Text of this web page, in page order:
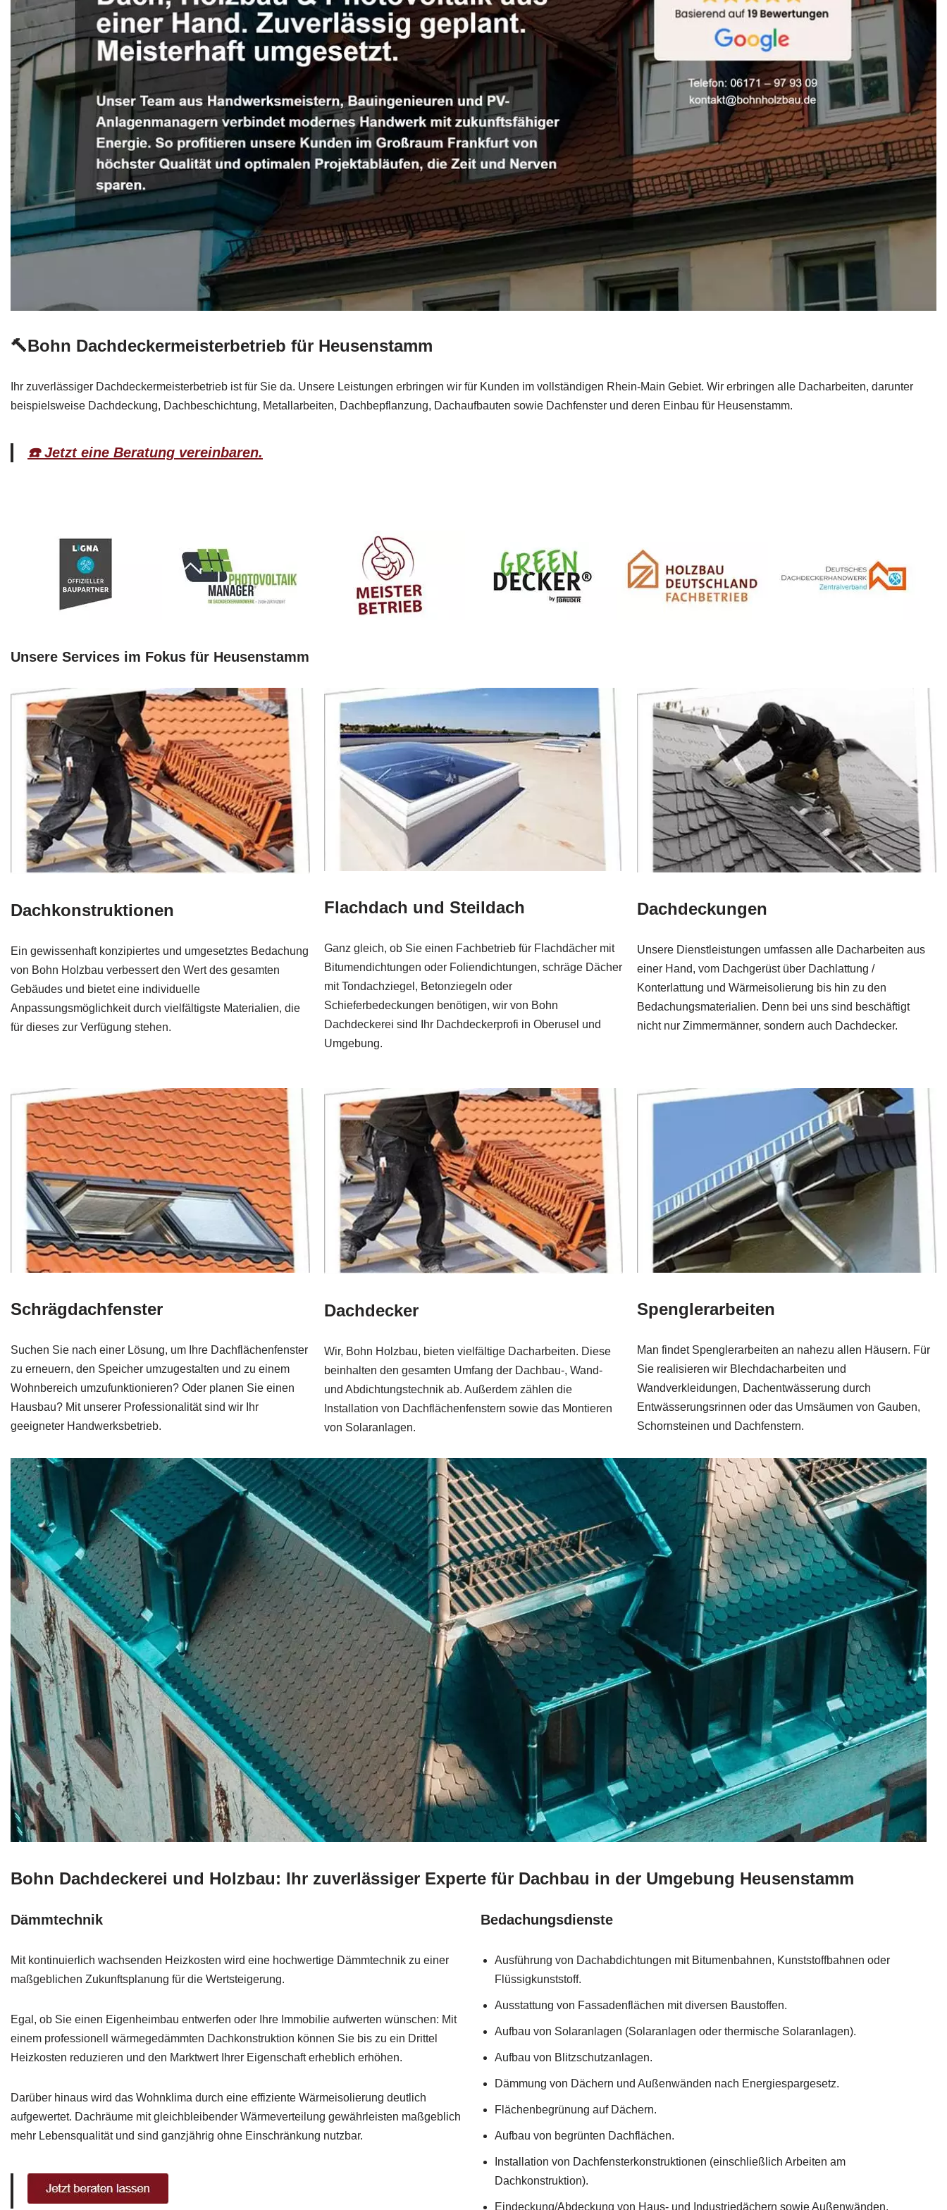
🔨Bohn Dachdeckermeisterbetrieb für Heusenstamm
Ihr zuverlässiger Dachdeckermeisterbetrieb ist für Sie da. Unsere Leistungen erbringen wir für Kunden im vollständigen Rhein-Main Gebiet. Wir erbringen alle Dacharbeiten, darunter
beispielsweise Dachdeckung, Dachbeschichtung, Metallarbeiten, Dachbepflanzung, Dachaufbauten sowie Dachfenster und deren Einbau für Heusenstamm.
☎️ Jetzt eine Beratung vereinbaren.
Unsere Services im Fokus für Heusenstamm
Dachkonstruktionen
Ein gewissenhaft konzipiertes und umgesetztes Bedachung
von Bohn Holzbau verbessert den Wert des gesamten
Gebäudes und bietet eine individuelle
Anpassungsmöglichkeit durch vielfältigste Materialien, die
für dieses zur Verfügung stehen.
Flachdach und Steildach
Ganz gleich, ob Sie einen Fachbetrieb für Flachdächer mit
Bitumendichtungen oder Foliendichtungen, schräge Dächer
mit Tondachziegel, Betonziegeln oder
Schieferbedeckungen benötigen, wir von Bohn
Dachdeckerei sind Ihr Dachdeckerprofi in Oberusel und
Umgebung.
Dachdeckungen
Unsere Dienstleistungen umfassen alle Dacharbeiten aus
einer Hand, vom Dachgerüst über Dachlattung /
Konterlattung und Wärmeisolierung bis hin zu den
Bedachungsmaterialien. Denn bei uns sind beschäftigt
nicht nur Zimmermänner, sondern auch Dachdecker.
Schrägdachfenster
Suchen Sie nach einer Lösung, um Ihre Dachflächenfenster
zu erneuern, den Speicher umzugestalten und zu einem
Wohnbereich umzufunktionieren? Oder planen Sie einen
Hausbau? Mit unserer Professionalität sind wir Ihr
geeigneter Handwerksbetrieb.
Dachdecker
Wir, Bohn Holzbau, bieten vielfältige Dacharbeiten. Diese
beinhalten den gesamten Umfang der Dachbau-, Wand-
und Abdichtungstechnik ab. Außerdem zählen die
Installation von Dachflächenfenstern sowie das Montieren
von Solaranlagen.
Spenglerarbeiten
Man findet Spenglerarbeiten an nahezu allen Häusern. Für
Sie realisieren wir Blechdacharbeiten und
Wandverkleidungen, Dachentwässerung durch
Entwässerungsrinnen oder das Umsäumen von Gauben,
Schornsteinen und Dachfenstern.
Bohn Dachdeckerei und Holzbau: Ihr zuverlässiger Experte für Dachbau in der Umgebung Heusenstamm
Dämmtechnik
Mit kontinuierlich wachsenden Heizkosten wird eine hochwertige Dämmtechnik zu einer
maßgeblichen Zukunftsplanung für die Wertsteigerung.
Egal, ob Sie einen Eigenheimbau entwerfen oder Ihre Immobilie aufwerten wünschen: Mit
einem professionell wärmegedämmten Dachkonstruktion können Sie bis zu ein Drittel
Heizkosten reduzieren und den Marktwert Ihrer Eigenschaft erheblich erhöhen.
Darüber hinaus wird das Wohnklima durch eine effiziente Wärmeisolierung deutlich
aufgewertet. Dachräume mit gleichbleibender Wärmeverteilung gewährleisten maßgeblich
mehr Lebensqualität und sind ganzjährig ohne Einschränkung nutzbar.
Bedachungsdienste
Ausführung von Dachabdichtungen mit Bitumenbahnen, Kunststoffbahnen oder
Flüssigkunststoff.
Ausstattung von Fassadenflächen mit diversen Baustoffen.
Aufbau von Solaranlagen (Solaranlagen oder thermische Solaranlagen).
Aufbau von Blitzschutzanlagen.
Dämmung von Dächern und Außenwänden nach Energiespargesetz.
Flächenbegrünung auf Dächern.
Aufbau von begrünten Dachflächen.
Installation von Dachfensterkonstruktionen (einschließlich Arbeiten am
Dachkonstruktion).
Eindeckung/Abdeckung von Haus- und Industriedächern sowie Außenwänden.